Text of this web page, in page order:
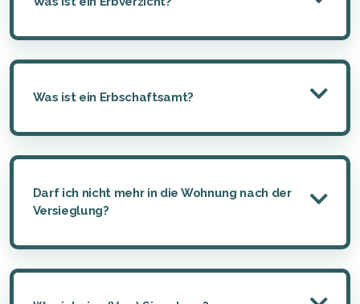
Was ist ein Erbschaftsamt?
Darf ich nicht mehr in die Wohnung nach der
Versieglung?